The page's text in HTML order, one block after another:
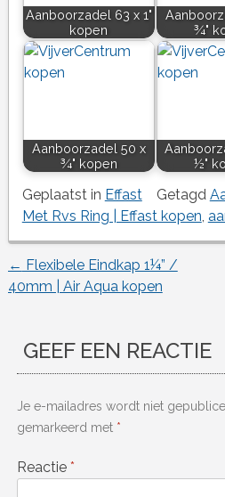
Aanboorzadel 63 x 1"
kopen
¾"
Aanboorzadel 50 x
¾" kopen
½"
Geplaatst in Effast Getagd
Met Rvs Ring | Effast kopen
Berichtnavigatie
← Flexibele Eindkap 1¼” /
40mm | Air Aqua kopen
GEEF EEN REACTIE
Je e-mailadres wordt niet
gemarkeerd met *
Reactie *